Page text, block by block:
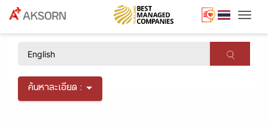
ค้นหาละเอียด :